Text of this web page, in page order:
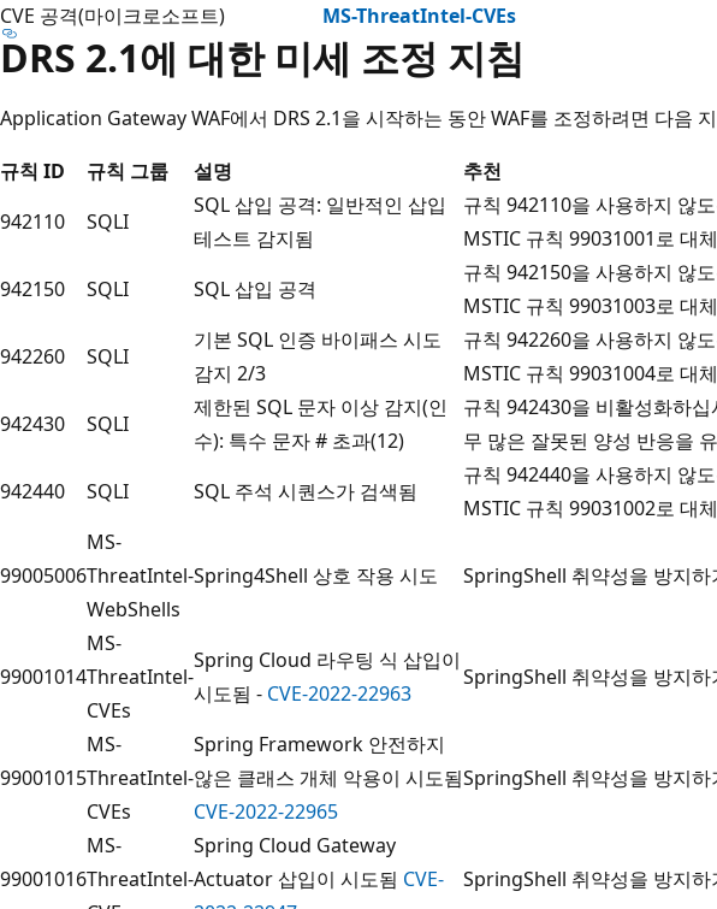
CVE 공격(마이크로소프트)
MS-ThreatIntel-CVEs
DRS 2.1에 대한 미세 조정 지침
Application Gateway WAF에서 DRS 2.1을 시작하는 동안 WAF를 조정하려면 다음
규칙 ID
규칙 그룹 설명
추천
942110
SQLI
SQL 삽입 공격: 일반적인 삽입
테스트 감지됨
규칙 942110을 사용하지 않
MSTIC 규칙 99031001로 대
942150
SQLI SQL 삽입 공격
규칙 942150을 사용하지 않
MSTIC 규칙 99031003로 대
942260
SQLI
기본 SQL 인증 바이패스 시도
감지 2/3
규칙 942260을 사용하지 않
MSTIC 규칙 99031004로 대
942430
SQLI
제한된 SQL 문자 이상 감지(인
수): 특수 문자 # 초과(12)
규칙 942430을 비활성화하십
무 많은 잘못된 양성 반응을
942440
SQLI SQL 주석 시퀀스가 검색됨
규칙 942440을 사용하지 않
MSTIC 규칙 99031002로 대
99005006
MS-
ThreatIntel-
WebShells
Spring4Shell 상호 작용 시도 SpringShell 취약성을 방지하
99001014
MS-
ThreatIntel-
CVEs
Spring Cloud 라우팅 식 삽입이
시도됨 - CVE-2022-22963
SpringShell 취약성을 방지하
99001015
MS-
ThreatIntel-
CVEs
Spring Framework 안전하지
않은 클래스 개체 악용이 시도됨
CVE-2022-22965
SpringShell 취약성을 방지하
99001016
MS-
ThreatIntel-
Spring Cloud Gateway
Actuator 삽입이 시도됨 CVE-
SpringShell 취약성을 방지하